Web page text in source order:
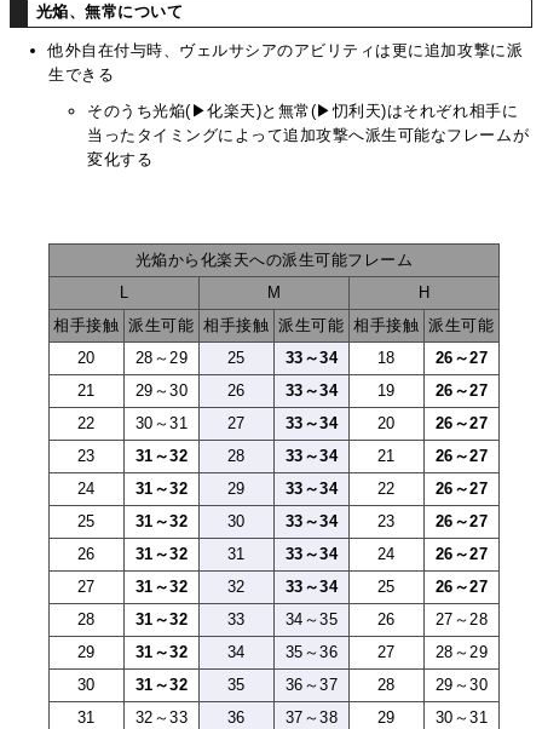
光焔、無常について
他外自在付与時、ヴェルサシアのアビリティは更に追加攻撃に派
生できる
そのうち光焔(▶化楽天)と無常(▶忉利天)はそれぞれ相手に
当ったタイミングによって追加攻撃へ派生可能なフレームが
変化する
光焔から化楽天への派生可能フレーム
L
M
H
相手接触
派生可能 相手接触 派生可能 相手接触
派生可能
20
28～29 25 33～34 18
26～27
21
29～30 26 33～34 19
26～27
22
30～31 27 33～34 20
26～27
23
31～32 28 33～34 21
26～27
24
31～32 29 33～34 22
26～27
25
31～32 30 33～34 23
26～27
26
31～32 31 33～34 24
26～27
27
31～32 32 33～34 25
26～27
28
31～32 33 34～35 26
27～28
29
31～32 34 35～36 27
28～29
30
31～32 35 36～37 28
29～30
31
32～33 36 37～38 29 30～31